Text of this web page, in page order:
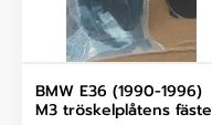
BMW E36 (1990-1996)
M3 tröskelplåtens fäste